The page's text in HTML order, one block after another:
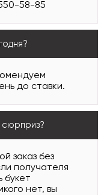
58-85
до ставки.
заказ без
получателя
букет
нет, вы